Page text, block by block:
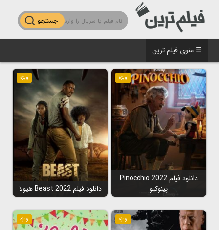
جستجو
☰ منوی فیلم ترین
ویژه
دانلود فیلم Pinocchio 2022
پینوکیو
ویژه
دانلود فیلم Beast 2022 هیولا
ویژه ویژه